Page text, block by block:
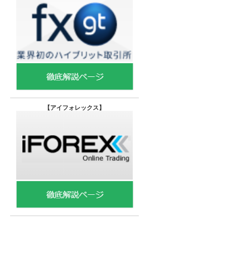
【アイフォレックス】